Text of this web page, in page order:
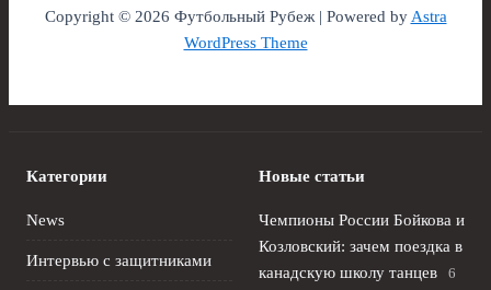
Copyright © 2026 Футбольный Рубеж | Powered byAstra
WordPress Theme
Категории
News
Интервью с защитниками
Новые статьи
Чемпионы России Бойкова и
Козловский: зачем поездка в
канадскую школу танцев
6